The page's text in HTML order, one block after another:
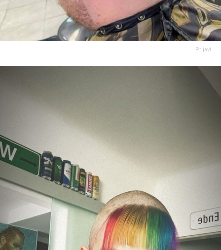
Prijavi